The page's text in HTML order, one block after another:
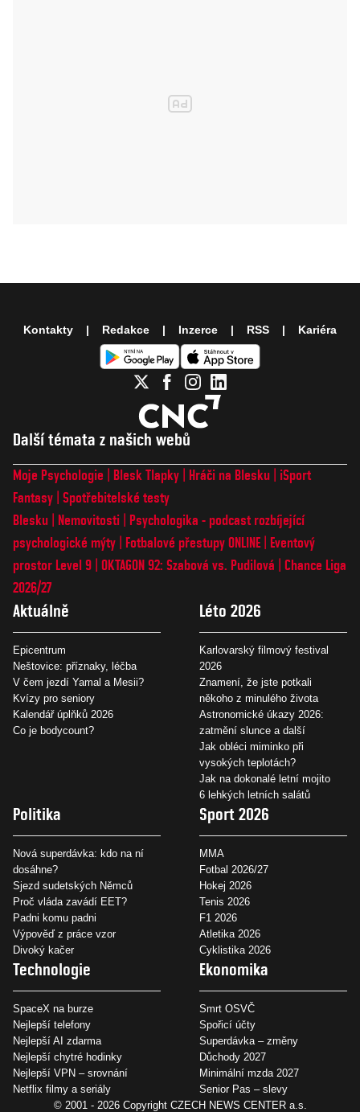
Další témata z našich webů
Moje Psychologie Blesk Tlapky Hráči na Blesku
iSport
Fantasy Spotřebitelské testy
Blesku
Nemovitosti
Psychologika - podcast rozbíjející
psychologické mýty
Fotbalové přestupy ONLINE
Eventový
prostor Level 9 OKTAGON 92: Szabová vs. Pudilová
Chance Liga
2026/27
Aktuálně
Epicentrum
Neštovice: příznaky, léčba
V čem jezdí Yamal a Mesii?
Kvízy pro seniory
Kalendář úplňků 2026
Co je bodycount?
Léto 2026
Karlovarský filmový festival
2026
Znamení, že jste potkali
někoho z minulého života
Astronomické úkazy 2026:
zatmění slunce a další
Jak obléci miminko při
vysokých teplotách?
Jak na dokonalé letní mojito
6 lehkých letních salátů
Politika
Nová superdávka: kdo na ní
dosáhne?
Sjezd sudetských Němců
Proč vláda zavádí EET?
Padni komu padni
Výpověď z práce vzor
Divoký kačer
Sport 2026
MMA
Fotbal 2026/27
Hokej 2026
Tenis 2026
F1 2026
Atletika 2026
Cyklistika 2026
Technologie
SpaceX na burze
Nejlepší telefony
Nejlepší AI zdarma
Nejlepší chytré hodinky
Nejlepší VPN – srovnání
Netflix filmy a seriály
Ekonomika
Smrt OSVČ
Spořicí účty
Superdávka – změny
Důchody 2027
Minimální mzda 2027
Senior Pas – slevy
Kontakty Redakce Inzerce RSS Kariéra
© 2001 - 2026 Copyright CZECH NEWS CENTER a.s.